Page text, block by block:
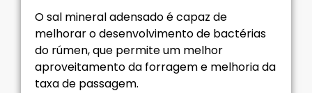
O sal mineral adensado é capaz de
melhorar o desenvolvimento de bactérias
do rúmen, que permite um melhor
aproveitamento da forragem e melhoria da
taxa de passagem.